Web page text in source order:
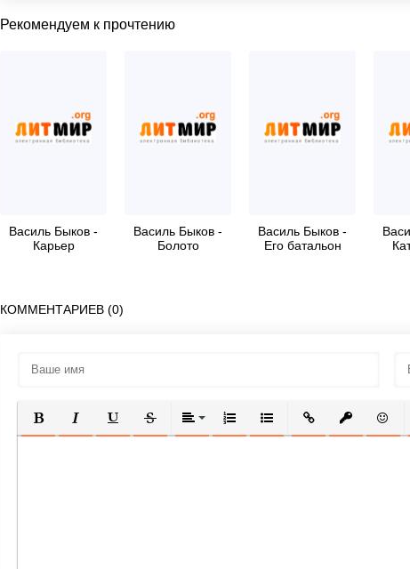
Рекомендуем к прочтению
Василь Быков -
Карьер
Василь Быков -
Болото
Василь Быков -
Его батальон
КОММЕНТАРИЕВ (0)
ПОЛУЖИРНЫЙ
КУРСИВПОДЧЕРКНУТЫЙ
ЗАЧЕРКНУТЫЙВЫРАВНИВАНИЕ
НУМЕРОВАННЫЙ СПИСОК
МАРКИРОВАННЫЙ
ВСТАВИТЬВСТАВИТЬ